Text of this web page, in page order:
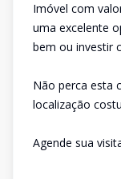
Imóvel com
uma excelente
bem ou investir
Não perca esta
localização
Agende sua